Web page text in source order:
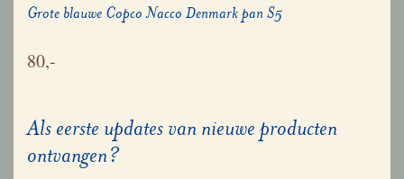
Grote blauwe Copco Nacco Denmark pan S5
80,-
Als eerste updates van nieuwe producten
ontvangen?